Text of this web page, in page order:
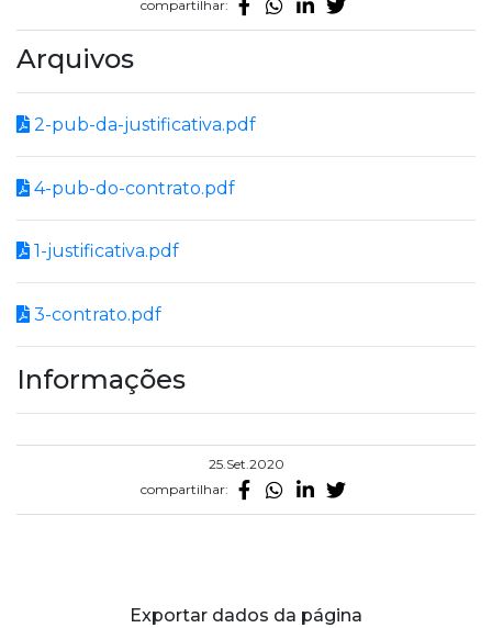
compartilhar:
Arquivos
2-pub-da-justificativa.pdf
4-pub-do-contrato.pdf
1-justificativa.pdf
3-contrato.pdf
Informações
25.Set.2020
compartilhar:
Exportar dados da página